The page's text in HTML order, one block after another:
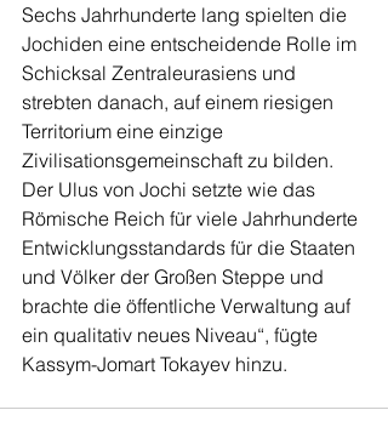
Sechs Jahrhunderte lang spielten die
Jochiden eine entscheidende Rolle im
Schicksal Zentraleurasiens und
strebten danach, auf einem riesigen
Territorium eine einzige
Zivilisationsgemeinschaft zu bilden.
Der Ulus von Jochi setzte wie das
Römische Reich für viele Jahrhunderte
Entwicklungsstandards für die Staaten
und Völker der Großen Steppe und
brachte die öffentliche Verwaltung auf
ein qualitativ neues Niveau“, fügte
Kassym-Jomart Tokayev hinzu.